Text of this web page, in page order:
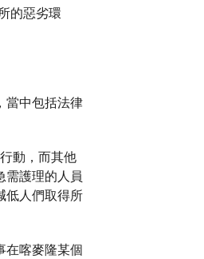
的惡劣環
當中包括法律
動，而其他
需護理的人員
低人們取得所
在喀麥隆某個